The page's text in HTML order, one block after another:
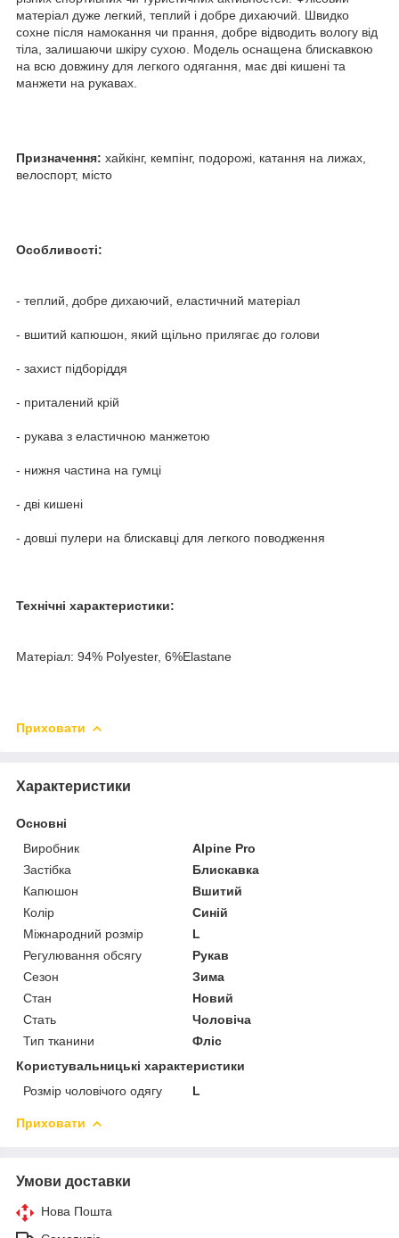
матеріал дуже легкий, теплий і добре дихаючий. Швидко
сохне після намокання чи прання, добре відводить вологу від
тіла, залишаючи шкіру сухою. Модель оснащена блискавкою
на всю довжину для легкого одягання, має дві кишені та
манжети на рукавах.
Призначення: хайкінг, кемпінг, подорожі, катання на лижах,
велоспорт, місто
Особливості:
- теплий, добре дихаючий, еластичний матеріал
- вшитий капюшон, який щільно прилягає до голови
- захист підборіддя
- приталений крій
- рукава з еластичною манжетою
- нижня частина на гумці
- дві кишені
- довші пулери на блискавці для легкого поводження
Технічні характеристики:
Матеріал: 94% Polyester, 6%Elastane
Приховати
Характеристики
Основні
Виробник
Alpine Pro
Застібка
Блискавка
Капюшон
Вшитий
Колір
Синій
Міжнародний розмір
L
Регулювання обсягу
Рукав
Сезон
Зима
Стан
Новий
Стать
Чоловіча
Тип тканини
Фліс
Користувальницькі характеристики
Розмір чоловічого одягу
L
Приховати
Умови доставки
Нова Пошта